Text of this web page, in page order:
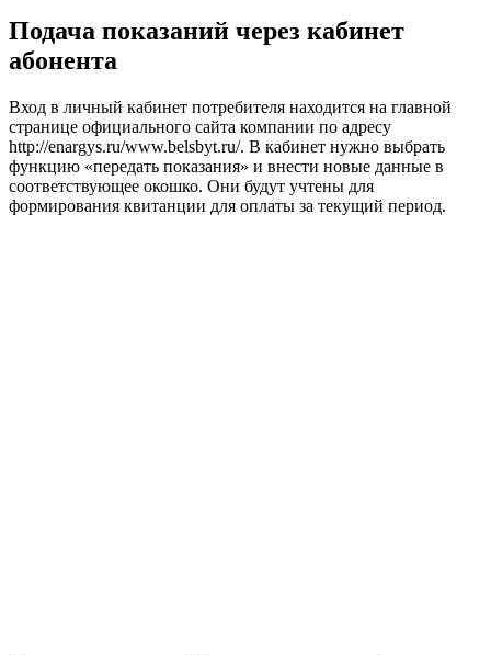
Подача показаний через кабинет
абонента
Вход в личный кабинет потребителя находится на главной
странице официального сайта компании по адресу
http://enargys.ru/www.belsbyt.ru/. В кабинет нужно выбрать
функцию «передать показания» и внести новые данные в
соответствующее окошко. Они будут учтены для
формирования квитанции для оплаты за текущий период.